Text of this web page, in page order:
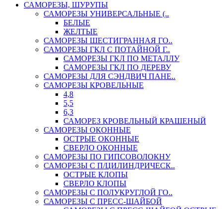
САМОРЕЗЫ, ШУРУПЫ
САМОРЕЗЫ УНИВЕРСАЛЬНЫЕ (..
БЕЛЫЕ
ЖЕЛТЫЕ
САМОРЕЗЫ ШЕСТИГРАННАЯ ГО..
САМОРЕЗЫ ГКЛ С ПОТАЙНОЙ Г..
САМОРЕЗЫ ГКЛ ПО МЕТАЛЛУ
САМОРЕЗЫ ГКЛ ПО ДЕРЕВУ
САМОРЕЗЫ ДЛЯ СЭНДВИЧ ПАНЕ..
САМОРЕЗЫ КРОВЕЛЬНЫЕ
4,8
5,5
6,3
САМОРЕЗ КРОВЕЛЬНЫЙ КРАШЕНЫЙ
САМОРЕЗЫ ОКОННЫЕ
ОСТРЫЕ ОКОННЫЕ
СВЕРЛО ОКОННЫЕ
САМОРЕЗЫ ПО ГИПСОВОЛОКНУ
САМОРЕЗЫ С П/ЦИЛИНДРИЧЕСК..
ОСТРЫЕ КЛОПЫ
СВЕРЛО КЛОПЫ
САМОРЕЗЫ С ПОЛУКРУГЛОЙ ГО..
САМОРЕЗЫ С ПРЕСС-ШАЙБОЙ